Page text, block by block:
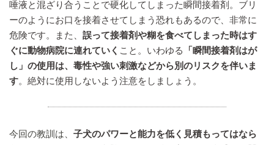
唾液と混ざり合うことで硬化してしまった瞬間接着剤。ブリ
ーのようにお口を接着させてしまう恐れもあるので、非常に
危険です。また、 誤って接着剤や糊を食べてしまった時はす
ぐに動物病院に連れていく こと。いわゆる
「瞬間接着剤はが
し」の使用は、毒性や強い刺激などから別のリスクを伴いま
す。絶対に使用しないよう注意をしましょう。
今回の教訓は、 子犬のパワーと能力を低く見積もってはなら